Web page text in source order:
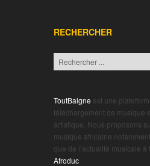
RECHERCHER
ToutBaigne est une
téléchargement de musique
artistique. Nous proposons
musique africaine
que de l’actualité musicale à
Afroduc